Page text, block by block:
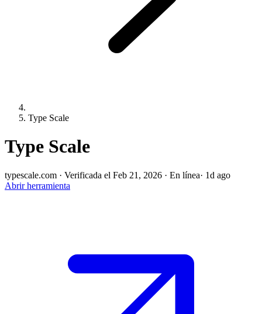
Type Scale
Type Scale
typescale.com · Verificada el Feb 21, 2026 · En línea· 1d ago
Abrir herramienta